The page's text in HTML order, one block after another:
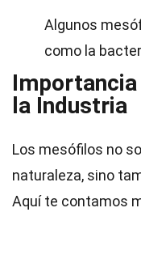
Algunos
como la
la Industria
Los mesófilos no
naturaleza, sino
Aquí te contamos